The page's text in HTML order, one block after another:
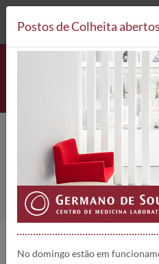
212 693 530*
Análises
Home
poderá realizar um vasto
Postos de Colheita
No domingo estão em